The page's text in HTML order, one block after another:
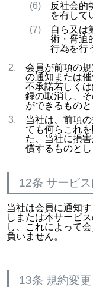
反社会的
を有して
自ら又は
術・脅迫
行為を行
会員が前項の
の通知または
不承諾若しく
録の取消し、
ができるものと
当社は、前項
ても何らこれ
た、当社に損
償するものとし
12条 サービ
当社は会員に通知
しまたは本サービ
し、これによって
負いません。
13条 規約変更